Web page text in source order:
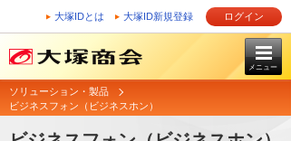
大塚IDとは 大塚ID新規登録 ログイン
メニュー
ソリューション・製品
ビジネスフォン（ビジネスホン）